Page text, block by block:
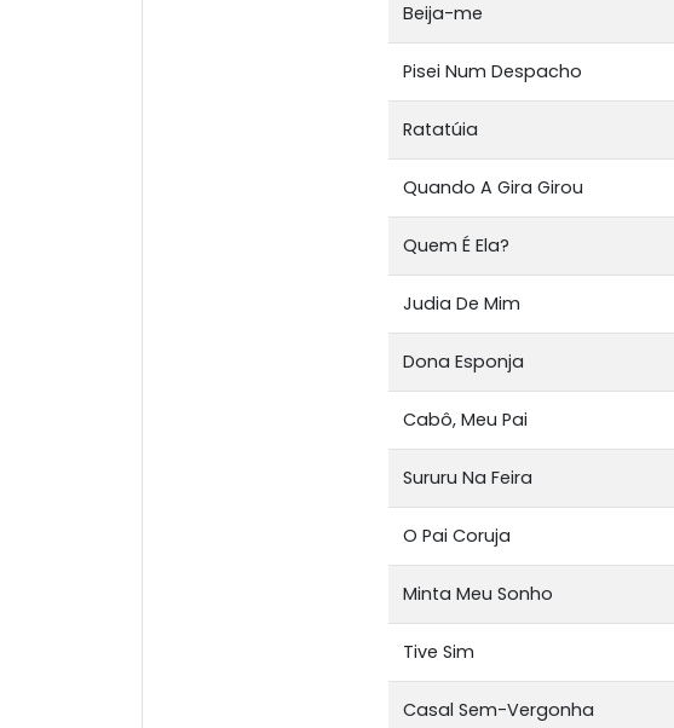
Beija-me
Pisei Num Despacho
Ratatúia
Quando A Gira Girou
Quem É Ela?
Judia De Mim
Dona Esponja
Cabô, Meu Pai
Sururu Na Feira
O Pai Coruja
Minta Meu Sonho
Tive Sim
Casal Sem-Vergonha